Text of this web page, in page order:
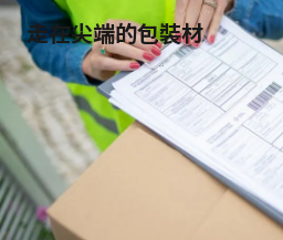
走在尖端的包裝材